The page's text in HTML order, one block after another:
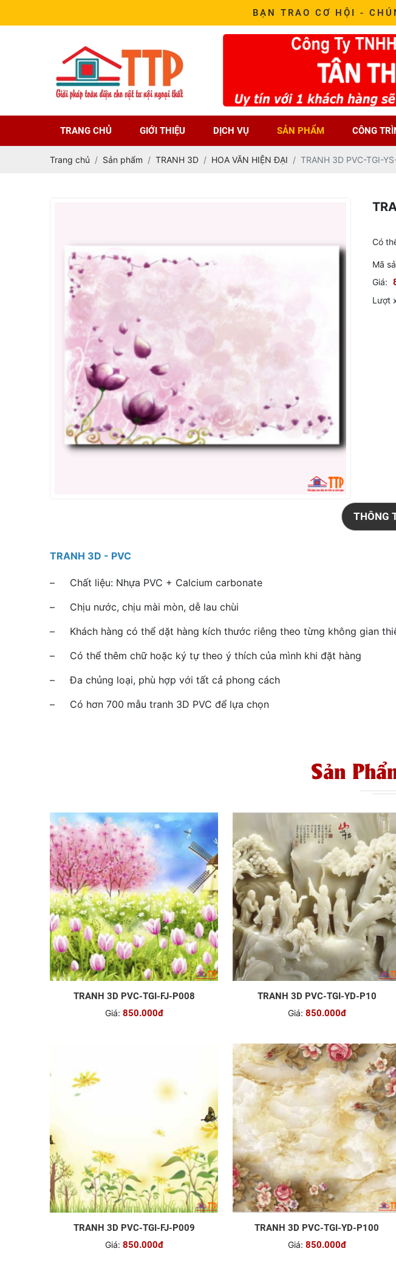
BẠN TRAO CƠ HỘI -
TRANG CHỦ GIỚI THIỆU DỊCH VỤ SẢN PHẨM CÔNG
Trang chủ Sản phẩm TRANH 3D HOA VĂN HIỆN ĐẠI TRANH 3D PVC-TGI-
Có
Mã
Giá:
Lượt
THÔNG
TRANH 3D - PVC
– Chất liệu: Nhựa PVC + Calcium carbonate
– Chịu nước, chịu mài mòn, dễ lau chùi
– Khách hàng có thể dặt hàng kích thước riêng theo từng không gian
– Có thể thêm chữ hoặc ký tự theo ý thích của mình khi đặt hàng
– Đa chủng loại, phù hợp với tất cả phong cách
– Có hơn 700 mẫu tranh 3D PVC để lựa chọn
Sản
TRANH 3D PVC-TGI-FJ-P008
Giá: 850.000đ
TRANH 3D PVC-TGI-YD-P10
Giá: 850.000đ
TRANH 3D PVC-TGI-FJ-P009
Giá: 850.000đ
TRANH 3D PVC-TGI-YD-P100
Giá: 850.000đ